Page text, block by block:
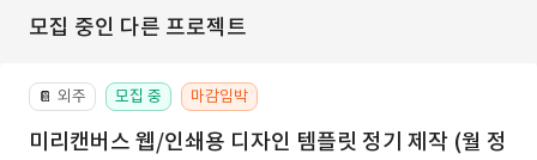
모집 중인 다른 프로젝트
📔 외주 모집 중 마감임박
미리캔버스 웹/인쇄용 디자인 템플릿 정기 제작 (월 정